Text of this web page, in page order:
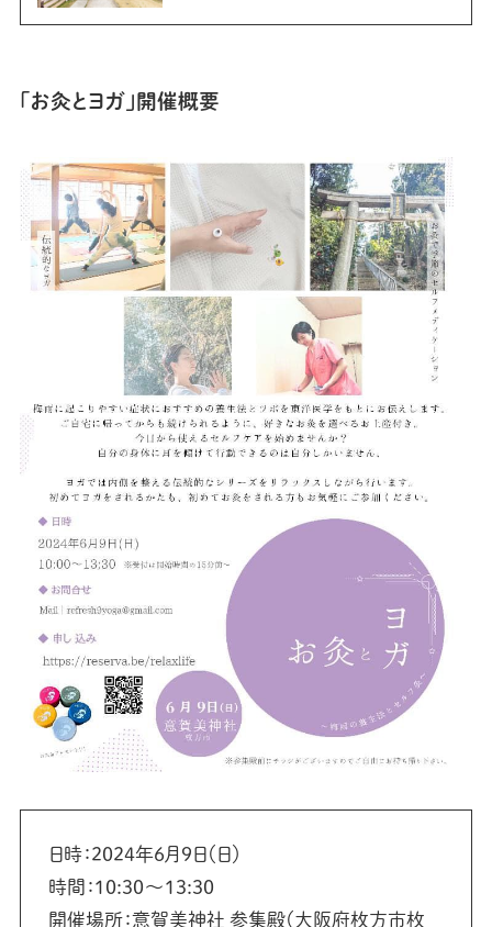
「お灸とヨガ」開催概要
日時：2024年6月9日（日）
時間：10:30〜13:30
開催場所：意賀美神社 参集殿（大阪府枚方市枚